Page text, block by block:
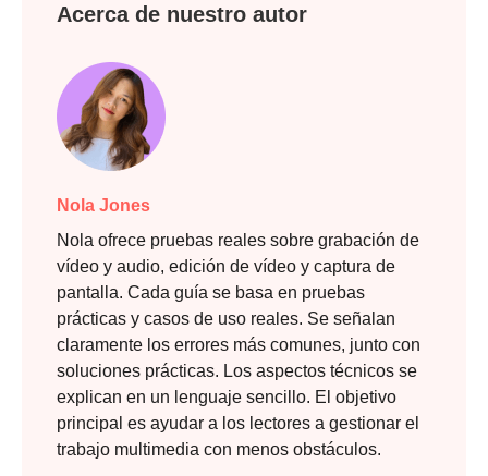
Acerca de nuestro autor
Nola Jones
Nola ofrece pruebas reales sobre grabación de
vídeo y audio, edición de vídeo y captura de
pantalla. Cada guía se basa en pruebas
prácticas y casos de uso reales. Se señalan
claramente los errores más comunes, junto con
soluciones prácticas. Los aspectos técnicos se
explican en un lenguaje sencillo. El objetivo
principal es ayudar a los lectores a gestionar el
trabajo multimedia con menos obstáculos.